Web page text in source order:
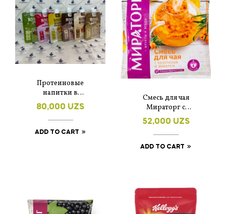
Протеиновые
напитки в
порошковом виде со
вкусами: Клубника,
Зелёный чай,
кукуруза с хлопьями,
80,000 UZS
ADD TO CART
Смесь для чая
Мираторг с
облепихой и
имбирем
замороженная, 300г
52,000 UZS
ADD TO CART